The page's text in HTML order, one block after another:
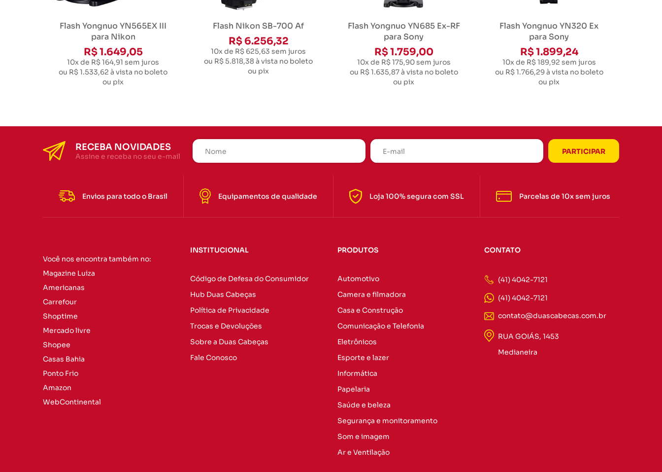
Flash Yongnuo YN565EX III
para Nikon
R$ 1.649,05
10x de R$ 164,91 sem juros
ou R$ 1.533,62 à vista no boleto
ou pix
Flash Nikon SB-700 Af
R$ 6.256,32
10x de R$ 625,63 sem juros
ou R$ 5.818,38à vista no boleto
ou pix
Flash Yongnuo YN685 Ex-RF
para Sony
R$ 1.759,00
10x de R$ 175,90sem juros
ou R$ 1.635,87à vista no boleto
ou pix
Flash Yongnuo YN320 Ex
para Sony
R$ 1.899,24
10x de R$ 189,92 sem juros
ou R$ 1.766,29à vista no boleto
ou pix
RECEBA NOVIDADES
Assine e receba no seu e-mail
Envios para todo o Brasil Equipamentos de qualidade Loja 100% segura com SSL Parcelas de 10x sem juros
Você nos encontra também no:
Magazine Luiza
Americanas
Carrefour
Shoptime
Mercado livre
Shopee
Casas Bahia
Ponto Frio
Amazon
WebContinental
INSTITUCIONAL
Código de Defesa do Consumidor
Hub Duas Cabeças
Política de Privacidade
Trocas e Devoluções
Sobre a Duas Cabeças
Fale Conosco
PRODUTOS
Automotivo
Camera e filmadora
Casa e Construção
Comunicação e Telefonia
Eletrônicos
Esporte e lazer
Informática
Papelaria
Saúde e beleza
Segurança e monitoramento
Som e imagem
Ar e Ventilação
CONTATO
(41) 4042-7121
(41) 4042-7121
contato@duascabecas.com.br
RUA GOIÁS, 1453
Medianeira